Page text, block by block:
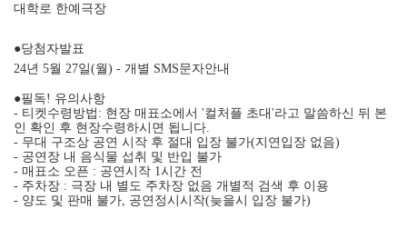
대학로 한예극장
●당첨자발표
24년 5월 27일(월) - 개별 SMS문자안내
●필독! 유의사항
- 티켓수령방법: 현장 매표소에서 '컬처플 초대'라고 말씀하신 뒤 본
인 확인 후 현장수령하시면 됩니다.
- 무대 구조상 공연 시작 후 절대 입장 불가(지연입장 없음)
- 공연장 내 음식물 섭취 및 반입 불가
- 매표소 오픈 : 공연시작 1시간 전
- 주차장 : 극장 내 별도 주차장 없음 개별적 검색 후 이용
- 양도 및 판매 불가, 공연정시시작(늦을시 입장 불가)